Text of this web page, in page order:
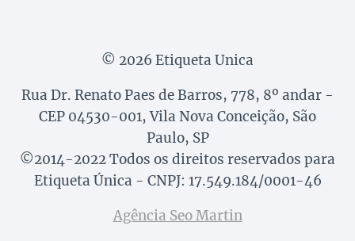
© 2026 Etiqueta Unica
Rua Dr. Renato Paes de Barros, 778, 8º andar -
CEP 04530-001, Vila Nova Conceição, São
Paulo, SP
©2014-2022 Todos os direitos reservados para
Etiqueta Única - CNPJ: 17.549.184/0001-46
Agência Seo Martin